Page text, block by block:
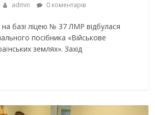
admin 0 коментарів
на базі ліцею № 37 ЛМР відбулася
посібника «Військове
землях». Захід